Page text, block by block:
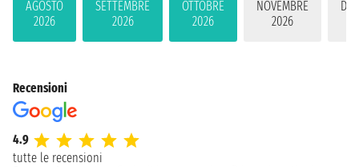
AGOSTO
2026
SETTEMBRE
2026
OTTOBRE
2026
NOVEMBRE
2026
Recensioni
4.9
tutte le recensioni